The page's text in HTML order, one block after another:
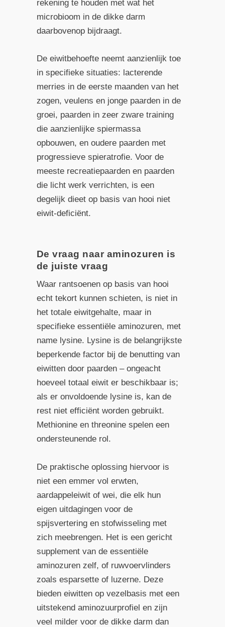
rekening te houden met wat het
microbioom in de dikke darm
daarbovenop bijdraagt.
De eiwitbehoefte neemt aanzienlijk toe
in specifieke situaties: lacterende
merries in de eerste maanden van het
zogen, veulens en jonge paarden in de
groei, paarden in zeer zware training
die aanzienlijke spiermassa
opbouwen, en oudere paarden met
progressieve spieratrofie. Voor de
meeste recreatiepaarden en paarden
die licht werk verrichten, is een
degelijk dieet op basis van hooi niet
eiwit-deficiënt.
De vraag naar aminozuren is
de juiste vraag
Waar rantsoenen op basis van hooi
echt tekort kunnen schieten, is niet in
het totale eiwitgehalte, maar in
specifieke essentiële aminozuren, met
name lysine. Lysine is de belangrijkste
beperkende factor bij de benutting van
eiwitten door paarden – ongeacht
hoeveel totaal eiwit er beschikbaar is;
als er onvoldoende lysine is, kan de
rest niet efficiënt worden gebruikt.
Methionine en threonine spelen een
ondersteunende rol.
De praktische oplossing hiervoor is
niet een emmer vol erwten,
aardappeleiwit of wei, die elk hun
eigen uitdagingen voor de
spijsvertering en stofwisseling met
zich meebrengen. Het is een gericht
supplement van de essentiële
aminozuren zelf, of ruwvoervlinders
zoals esparsette of luzerne. Deze
bieden eiwitten op vezelbasis met een
uitstekend aminozuurprofiel en zijn
veel milder voor de dikke darm dan